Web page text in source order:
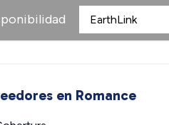
en Romance